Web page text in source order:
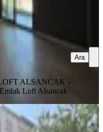
ALSANCAK -
Loft Alsancak
Ara
Müstakil 1+1